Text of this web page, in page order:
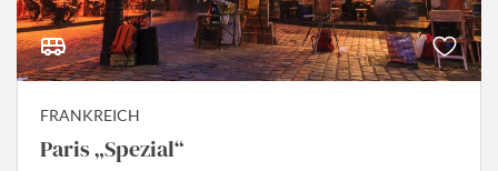
FRANKREICH
Paris „Spezial“